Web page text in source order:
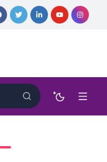
de Sant’Ana | Caicó-